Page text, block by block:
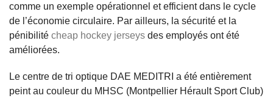
comme un exemple opérationnel et efficient dans le cycle
de l’économie circulaire. Par ailleurs, la sécurité et la
pénibilité cheap hockey jerseys des employés ont été
améliorées.
Le centre de tri optique DAE MEDITRI a été entièrement
peint au couleur du MHSC (Montpellier Hérault Sport Club)